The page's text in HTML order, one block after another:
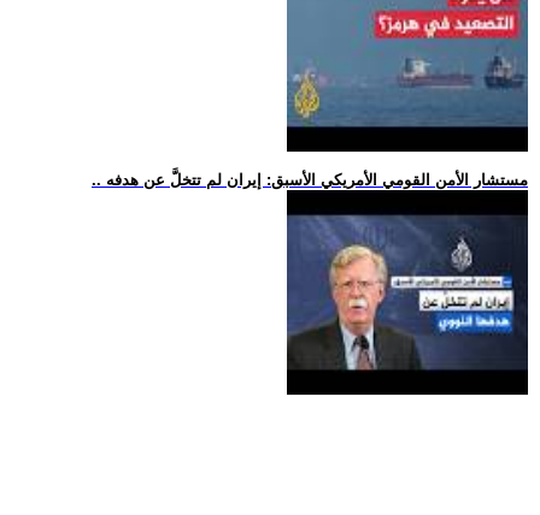
.. مستشار الأمن القومي الأمريكي الأسبق: إيران لم تتخلَّ عن هدفه